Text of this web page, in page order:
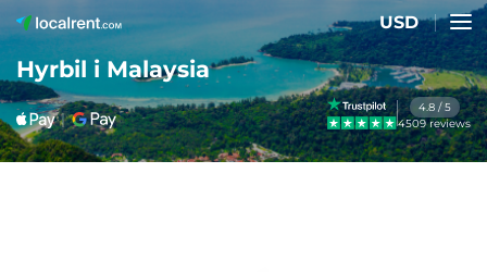
USD
Hyrbil i Malaysia
4.8 / 5
4509 reviews